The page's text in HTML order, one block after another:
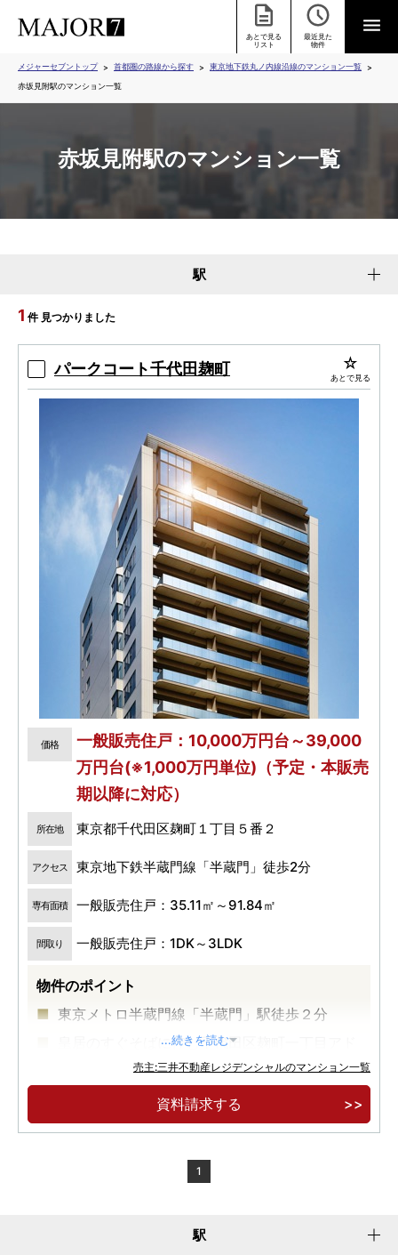
あとで見る
リスト
最近見た
物件
メジャーセブントップ 首都圏の路線から探す
東京地下鉄丸ノ内線沿線のマンション一覧
赤坂見附駅のマンション一覧
赤坂見附駅のマンション一覧
駅
1 件 見つかりました
パークコート千代田麹町 あとで見る
価格
一般販売住戸：10,000万円台～39,000
万円台(※1,000万円単位)（予定・本販売
期以降に対応）
所在地 東京都千代田区麹町１丁目５番２
アクセス 東京地下鉄半蔵門線「半蔵門」徒歩2分
専有面積 一般販売住戸：35.11㎡～91.84㎡
間取り 一般販売住戸：1DK～3LDK
物件のポイント
東京メトロ半蔵門線「半蔵門」駅徒歩２分
皇居のすぐそばに佇む千代田区麹町一丁目アド
約７０年定期転借地権付マンション
...続きを読む
売主:三井不動産レジデンシャルのマンション一覧
資料請求する
1
駅